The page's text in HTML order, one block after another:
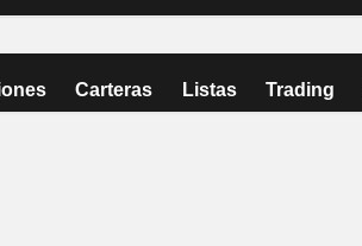
Carteras Listas Trading